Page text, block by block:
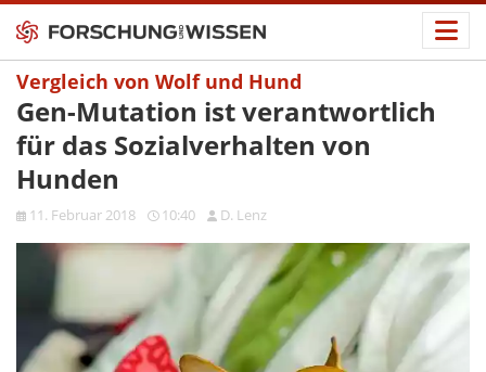
Vergleich von Wolf und Hund
Gen-Mutation ist verantwortlich
für das Sozialverhalten von
Hunden
11. Februar 2018 10:40 D. Lenz